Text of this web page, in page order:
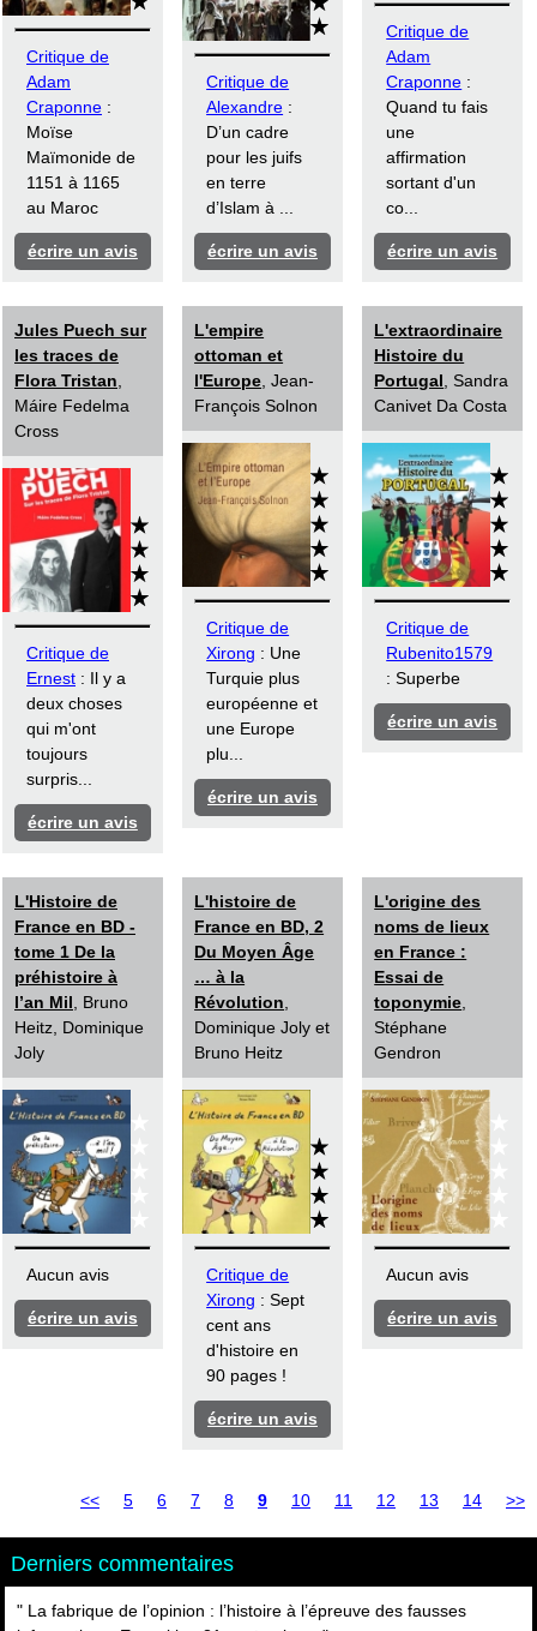
Critique de
Adam
Craponne :
Moïse
Maïmonide de
1151 à 1165
au Maroc
écrire un avis
Critique de
Alexandre :
D’un cadre
pour les juifs
en terre
d’Islam à ...
écrire un avis
Critique de
Adam
Craponne :
Quand tu fais
une
affirmation
sortant d'un
co...
écrire un avis
Jules Puech sur
les traces de
Flora Tristan
Máire Fedelma
Cross
Critique de
Ernest : Il y a
deux choses
qui m'ont
toujours
surpris...
écrire un avis
L'empire
ottoman et
l'Europe , Jean-
François Solnon
Critique de
Xirong : Une
Turquie plus
européenne et
une Europe
plu...
écrire un avis
L'extraordinaire
Histoire du
Portugal , Sandra
Canivet Da Costa
Critique de
Rubenito1579
: Superbe
écrire un avis
L'Histoire de
France en BD -
tome 1 De la
préhistoire à
l’an Mil , Bruno
Heitz, Dominique
Joly
Aucun avis
écrire un avis
L'histoire de
France en BD, 2
Du Moyen Âge
… à la
Révolution
Dominique Joly et
Bruno Heitz
Critique de
Xirong : Sept
cent ans
d'histoire en
90 pages !
écrire un avis
L'origine des
noms de lieux
en France :
Essai de
toponymie
Stéphane
Gendron
Aucun avis
écrire un avis
<< 5 6 7 8 9 10 11 12 13 14 >>
Derniers commentaires
" La fabrique de l’opinion : l’histoire à l’épreuve des fausses